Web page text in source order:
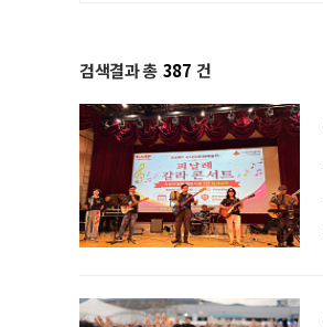
검색결과 총 387 건